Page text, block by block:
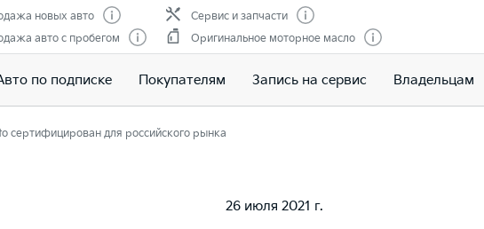
новых авто
авто с пробегом
Сервис и запчасти
Оригинальное моторное масло
по подписке Покупателям Запись на сервис Владельцам
сертифицирован для российского рынка
26 июля 2021 г.